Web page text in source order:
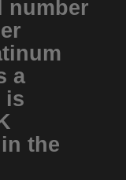
number
a
is
the